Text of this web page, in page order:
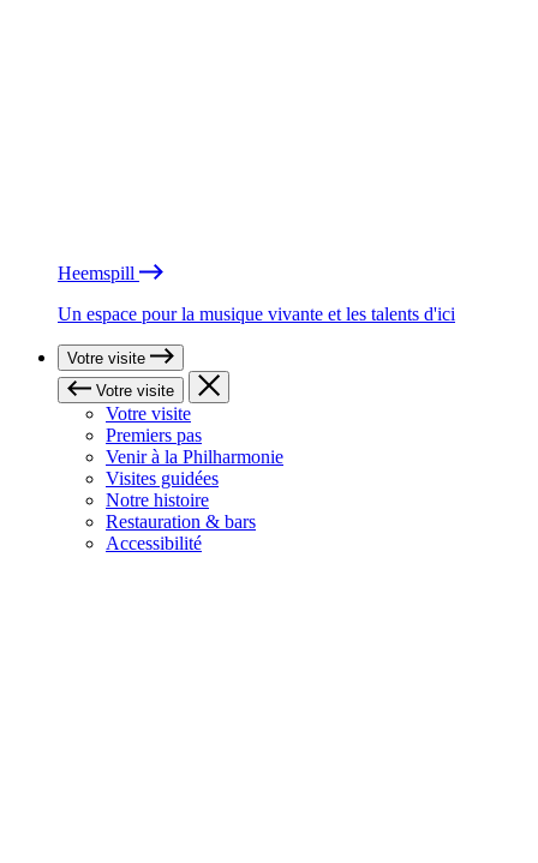
Heemspill
Un espace pour la musique vivante et les talents d'ici
Votre visite
Votre visite
Votre visite
Premiers pas
Venir à la Philharmonie
Visites guidées
Notre histoire
Restauration & bars
Accessibilité